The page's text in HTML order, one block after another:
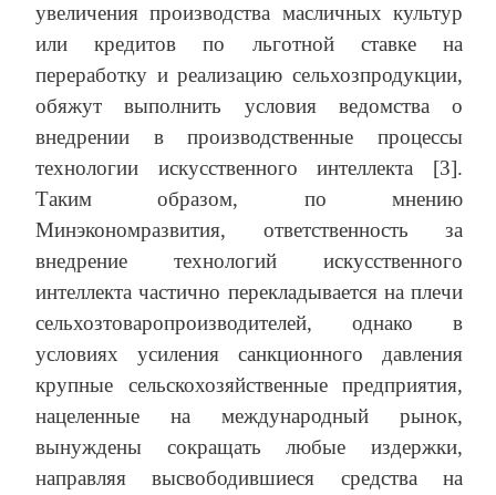
увеличения производства масличных культур
или кредитов по льготной ставке на
переработку и реализацию сельхозпродукции,
обяжут выполнить условия ведомства о
внедрении в производственные процессы
технологии искусственного интеллекта [3].
Таким образом, по мнению
Минэкономразвития, ответственность за
внедрение технологий искусственного
интеллекта частично перекладывается на плечи
сельхозтоваропроизводителей, однако в
условиях усиления санкционного давления
крупные сельскохозяйственные предприятия,
нацеленные на международный рынок,
вынуждены сокращать любые издержки,
направляя высвободившиеся средства на